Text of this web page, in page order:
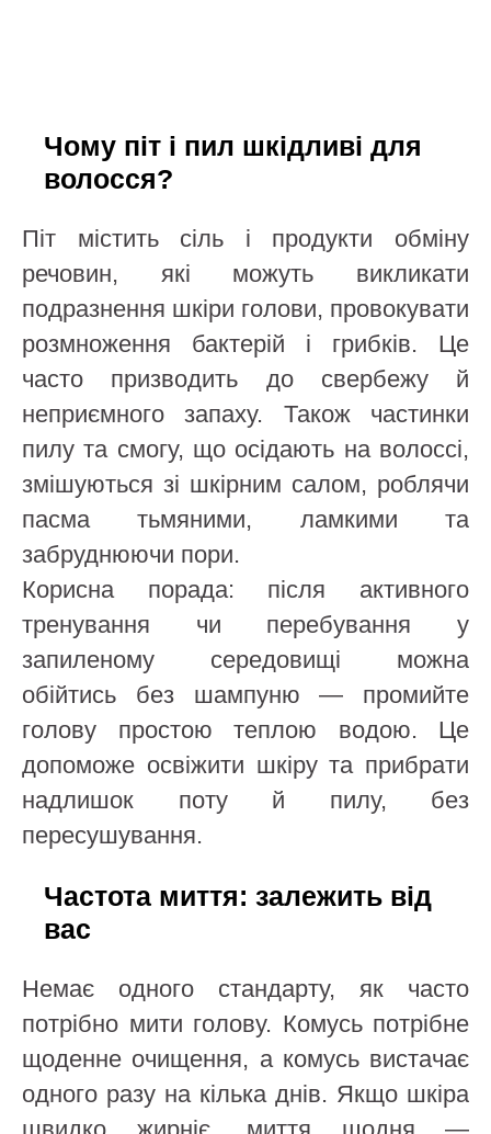
Чому піт і пил шкідливі для
волосся?
Піт містить сіль і продукти обміну
речовин, які можуть викликати
подразнення шкіри голови, провокувати
розмноження бактерій і грибків. Це
часто призводить до свербежу й
неприємного запаху. Також частинки
пилу та смогу, що осідають на волоссі,
змішуються зі шкірним салом, роблячи
пасма тьмяними, ламкими та
забруднюючи пори.
Корисна порада: після активного
тренування чи перебування у
запиленому середовищі можна
обійтись без шампуню — промийте
голову простою теплою водою. Це
допоможе освіжити шкіру та прибрати
надлишок поту й пилу, без
пересушування.
Частота миття: залежить від
вас
Немає одного стандарту, як часто
потрібно мити голову. Комусь потрібне
щоденне очищення, а комусь вистачає
одного разу на кілька днів. Якщо шкіра
швидко жирніє, миття щодня —